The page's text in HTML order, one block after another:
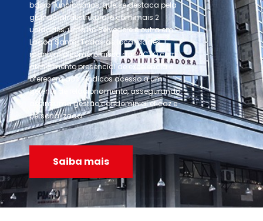
bairro Funcionários, que se destaca pela
grande infraestrutura, e com mais 2
unidades, uma no Belvedere e outra em
Lagoa Santa. Todas as localidades
mantêm o compromisso da PACTO com
atendimento presencial de excelência e
oferecem aos síndicos acesso a um
gerente de relacionamento, assegurando
assim uma gestão condominial eficaz e
personalizada.
Saiba mais